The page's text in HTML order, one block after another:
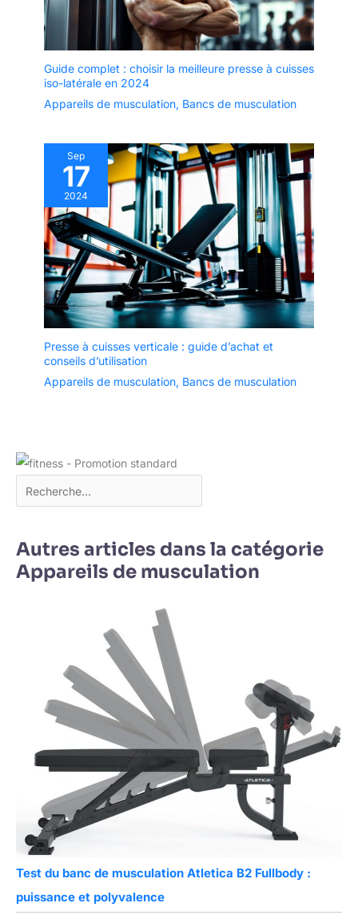
Guide complet : choisir la meilleure presse à cuisses
iso-latérale en 2024
Appareils de musculation, Bancs de musculation
Sep
17
2024
Presse à cuisses verticale : guide d’achat et
conseils d’utilisation
Appareils de musculation, Bancs de musculation
Autres articles dans la catégorie
Appareils de musculation
Test du banc de musculation Atletica B2 Fullbody :
puissance et polyvalence